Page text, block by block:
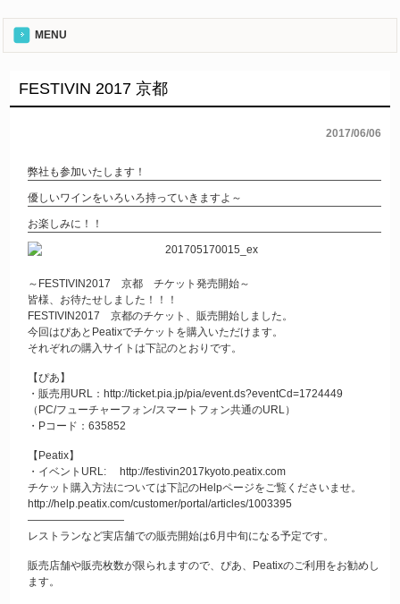
MENU
FESTIVIN 2017 京都
2017/06/06
弊社も参加いたします！
優しいワインをいろいろ持っていきますよ～
お楽しみに！！
～FESTIVIN2017 京都 チケット発売開始～
皆様、お待たせしました！！！
FESTIVIN2017 京都のチケット、販売開始しました。
今回はぴあとPeatixでチケットを購入いただけます。
それぞれの購入サイトは下記のとおりです。
【ぴあ】
・販売用URL： http://ticket.pia.jp/pia/event.ds?eventCd=1724449
（PC/フューチャーフォン/スマートフォン共通のURL）
・Pコード：635852
【Peatix】
・イベントURL:
http://festivin2017kyoto.peatix.com
チケット購入方法については下記のHelpページをご覧くださいませ。
http://help.peatix.com/customer/portal/articles/1003395
—————————
レストランなど実店舗での販売開始は6月中旬になる予定です。
販売店舗や販売枚数が限られますので、ぴあ、Peatixのご利用をお勧めし
ます。